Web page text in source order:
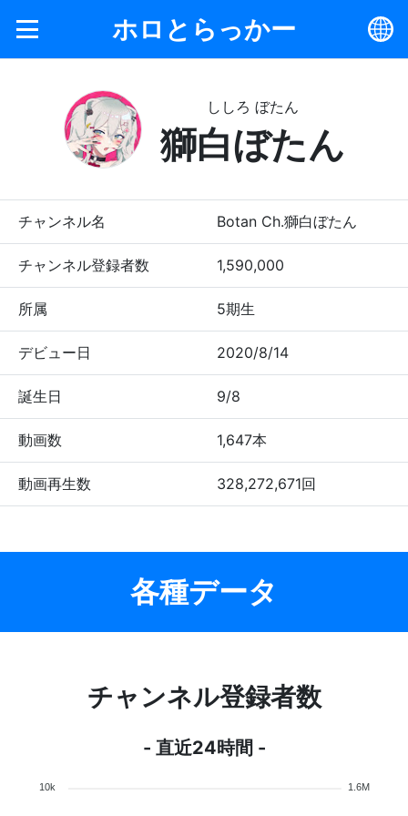
ホロとらっかー
ししろ ぼたん
獅白ぼたん
チャンネル名 Botan Ch.獅白ぼたん
チャンネル登録者数 1,590,000
所属 5期生
デビュー日 2020/8/14
誕生日 9/8
動画数 1,647本
動画再生数 328,272,671回
各種データ
チャンネル登録者数
- 直近24時間 -
1.6M
10k